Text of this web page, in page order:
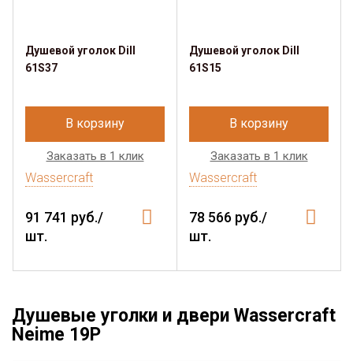
Душевой уголок Dill
61S37
В корзину
Заказать в 1 клик
Wassercraft
91 741 руб./
шт.
Душевой уголок Dill
61S15
В корзину
Заказать в 1 клик
Wassercraft
78 566 руб./
шт.
Душевые уголки и двери Wassercraft
Neime 19P